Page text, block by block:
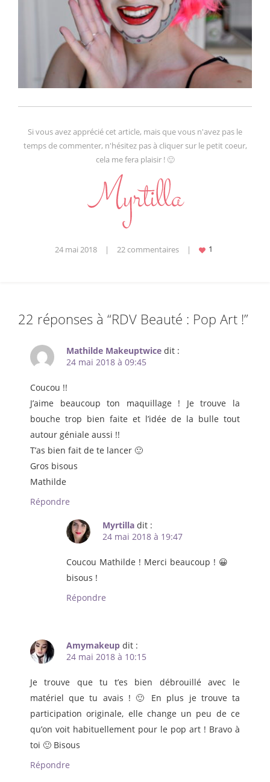
Si vous avez apprécié cet article, mais que vous n'avez pas le
temps de commenter, n'hésitez pas à cliquer sur le petit coeur,
cela me fera plaisir ! 🙂
24 mai 2018 | 22 commentaires |
22 réponses à “RDV Beauté : Pop Art !”
Mathilde Makeuptwice dit :
24 mai 2018 à 09:45
Coucou !!
J’aime beaucoup ton maquillage ! Je trouve la
bouche trop bien faite et l’idée de la bulle tout
autour géniale aussi !!
T’as bien fait de te lancer 🙂
Gros bisous
Mathilde
Répondre
Myrtilla dit :
24 mai 2018 à 19:47
Coucou Mathilde ! Merci beaucoup ! 😀
bisous !
Répondre
Amymakeup dit :
24 mai 2018 à 10:15
Je trouve que tu t’es bien débrouillé avec le
matériel que tu avais ! 🙂 En plus je trouve ta
participation originale, elle change un peu de ce
qu’on voit habituellement pour le pop art ! Bravo à
toi 🙂 Bisous
Répondre